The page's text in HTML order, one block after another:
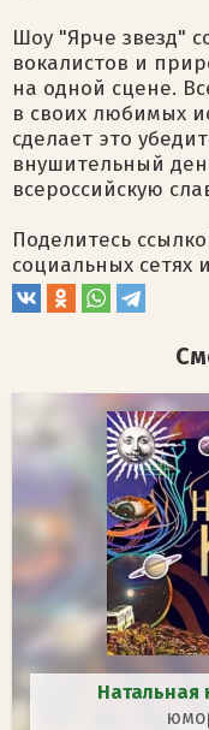
Шоу "Ярче звезд"
вокалистов и
на одной сцене.
в своих любимых
сделает это
внушительный
всероссийскую
Поделитесь
социальных сетях
Натальная